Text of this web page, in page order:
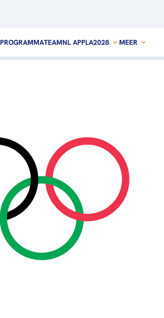
PROGRAMMATEAMNL APPLA2028 MEER